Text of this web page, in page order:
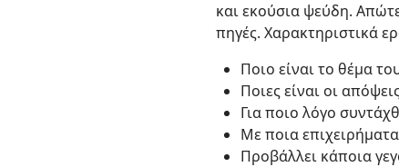
και εκούσια ψεύδη.
πηγές. Χαρακτηριστικά
Ποιο είναι το θέμα
Ποιες είναι οι
Για ποιο λόγο
Με ποια
Προβάλλει κάποια